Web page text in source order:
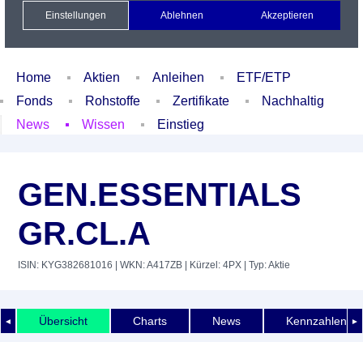
Xetra Realtime
Watchlist Portfolio Login
Home Aktien Anleihen
ETF/ETP
Fonds
Rohstoffe Zertifikate
Nachhaltig
News
Wissen Einstieg
GEN.ESSENTIALS
GR.CL.A
ISIN: KYG382681016 | WKN: A417ZB | Kürzel: 4PX | Typ: Aktie
◄ ►
Übersicht Charts News Kennzahlen
Einstellungen Ablehnen Akzeptieren